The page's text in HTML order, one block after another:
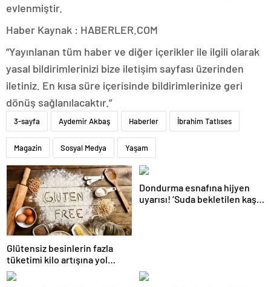
evlenmiştir.
Haber Kaynak : HABERLER.COM
“Yayınlanan tüm haber ve diğer içerikler ile ilgili olarak
yasal bildirimlerinizi bize iletişim sayfası üzerinden
iletiniz. En kısa süre içerisinde bildirimlerinize geri
dönüş sağlanılacaktır.”
3-sayfa Aydemir Akbaş Haberler İbrahim Tatlıses
Magazin Sosyal Medya Yaşam
Glütensiz besinlerin fazla
tüketimi kilo artışına yol
açabilir
Dondurma esnafına hijyen
uyarısı! ‘Suda bekletilen kaşık